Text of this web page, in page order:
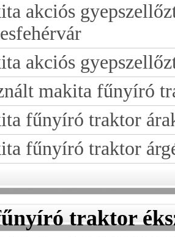
akciós
akciós
makita fűnyíró
fűnyíró traktor
fűnyíró traktor
traktor